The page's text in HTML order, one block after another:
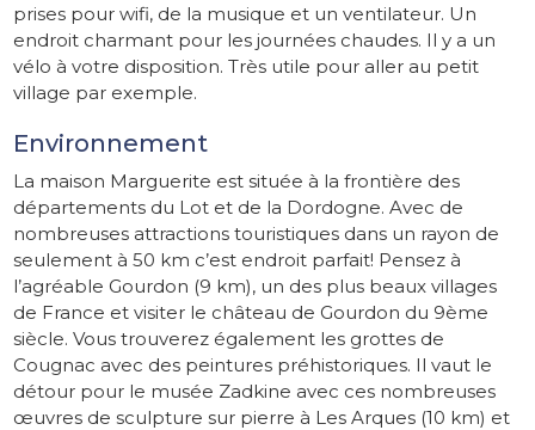
prises pour wifi, de la musique et un ventilateur. Un
endroit charmant pour les journées chaudes. Il y a un
vélo à votre disposition. Très utile pour aller au petit
village par exemple.
Environnement
La maison Marguerite est située à la frontière des
départements du Lot et de la Dordogne. Avec de
nombreuses attractions touristiques dans un rayon de
seulement à 50 km c’est endroit parfait! Pensez à
l’agréable Gourdon (9 km), un des plus beaux villages
de France et visiter le château de Gourdon du 9ème
siècle. Vous trouverez également les grottes de
Cougnac avec des peintures préhistoriques. Il vaut le
détour pour le musée Zadkine avec ces nombreuses
œuvres de sculpture sur pierre à Les Arques (10 km) et